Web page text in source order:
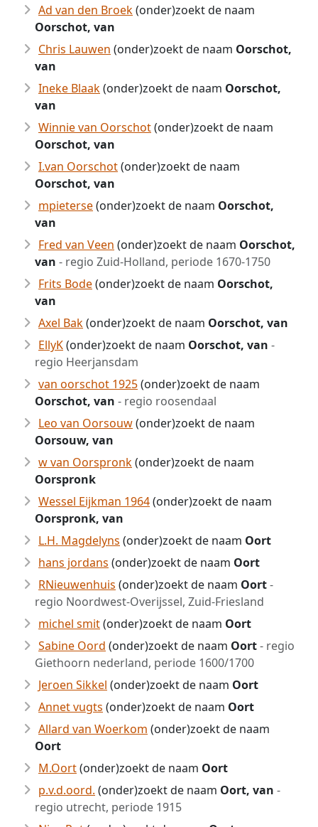
Ad van den Broek(onder)zoekt de naam
Oorschot, van
Chris Lauwen (onder)zoekt de naam Oorschot,
van
Ineke Blaak(onder)zoekt de naam Oorschot,
van
Winnie van Oorschot(onder)zoekt de naam
Oorschot, van
I.van Oorschot(onder)zoekt de naam
Oorschot, van
mpieterse(onder)zoekt de naam Oorschot,
van
Fred van Veen (onder)zoekt de naam Oorschot,
van - regio Zuid-Holland, periode 1670-1750
Frits Bode(onder)zoekt de naam Oorschot,
van
Axel Bak(onder)zoekt de naam Oorschot, van
EllyK(onder)zoekt de naam Oorschot, van -
regio Heerjansdam
van oorschot 1925(onder)zoekt de naam
Oorschot, van - regio roosendaal
Leo van Oorsouw(onder)zoekt de naam
Oorsouw, van
w van Oorspronk(onder)zoekt de naam
Oorspronk
Wessel Eijkman 1964(onder)zoekt de naam
Oorspronk, van
L.H. Magdelyns (onder)zoekt de naam Oort
hans jordans (onder)zoekt de naam Oort
RNieuwenhuis (onder)zoekt de naam Oort-
regio Noordwest-Overijssel, Zuid-Friesland
michel smit(onder)zoekt de naam Oort
Sabine Oord (onder)zoekt de naam Oort- regio
Giethoorn nederland, periode 1600/1700
Jeroen Sikkel (onder)zoekt de naam Oort
Annet vugts (onder)zoekt de naam Oort
Allard van Woerkom (onder)zoekt de naam
Oort
M.Oort(onder)zoekt de naam Oort
p.v.d.oord. (onder)zoekt de naam Oort, van -
regio utrecht, periode 1915